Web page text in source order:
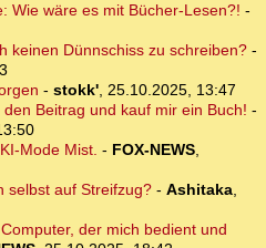
Wie wäre es mit Bücher-Lesen?! -
keinen Dünnschiss zu schreiben?-
- stokk', 25.10.2025, 13:47
Beitrag und kauf mir ein Buch! -
Mode Mist. - FOX-NEWS,
selbst auf Streifzug?- Ashitaka,
der mich bedient und